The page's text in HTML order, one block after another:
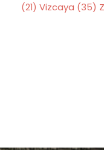
(21) Vizcaya (35)